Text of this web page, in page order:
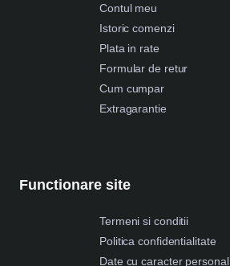
Contul meu
Istoric comenzi
Plata in rate
Formular de retur
Cum cumpar
Extragarantie
Functionare site
Termeni si conditii
Politica confidentialitate
Date cu caracter personal